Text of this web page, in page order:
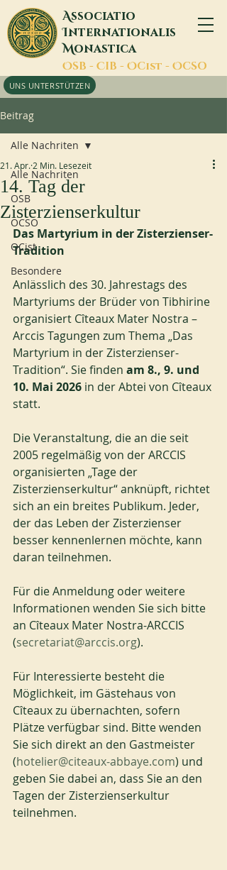
Associatio
Internationalis
Monastica
OSB - CIB - OCist - OCSO
UNS UNTERSTÜTZEN
Beitrag
Alle Nachriten
OSB
OCSO
OCist
Besondere
Alle Nachriten
14. Tag der
Zisterzienserkultur
21. Apr. 2 Min. Lesezeit
Das Martyrium in der Zisterzienser-
Tradition
Anlässlich des 30. Jahrestags des
Martyriums der Brüder von Tibhirine
organisiert Cîteaux Mater Nostra –
Arccis Tagungen zum Thema „Das
Martyrium in der Zisterzienser-
Tradition“. Sie finden am 8., 9. und
10. Mai 2026 in der Abtei von Cîteaux
statt.
Die Veranstaltung, die an die seit
2005 regelmäßig von der ARCCIS
organisierten „Tage der
Zisterzienserkultur“ anknüpft, richtet
sich an ein breites Publikum. Jeder,
der das Leben der Zisterzienser
besser kennenlernen möchte, kann
daran teilnehmen.
Für die Anmeldung oder weitere
Informationen wenden Sie sich bitte
an Cîteaux Mater Nostra-ARCCIS
(secretariat@arccis.org).
Für Interessierte besteht die
Möglichkeit, im Gästehaus von
Cîteaux zu übernachten, sofern
Plätze verfügbar sind. Bitte wenden
Sie sich direkt an den Gastmeister
(hotelier@citeaux-abbaye.com) und
geben Sie dabei an, dass Sie an den
Tagen der Zisterzienserkultur
teilnehmen.